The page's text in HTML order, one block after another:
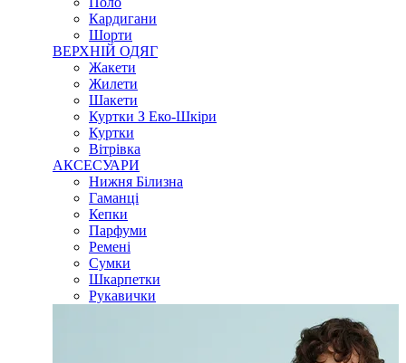
Кардигани
Шорти
ВЕРХНІЙ ОДЯГ
Жакети
Жилети
Шакети
Куртки З Еко-Шкіри
Куртки
Вітрівка
АКСЕСУАРИ
Нижня Білизна
Гаманці
Кепки
Парфуми
Ремені
Сумки
Шкарпетки
Рукавички